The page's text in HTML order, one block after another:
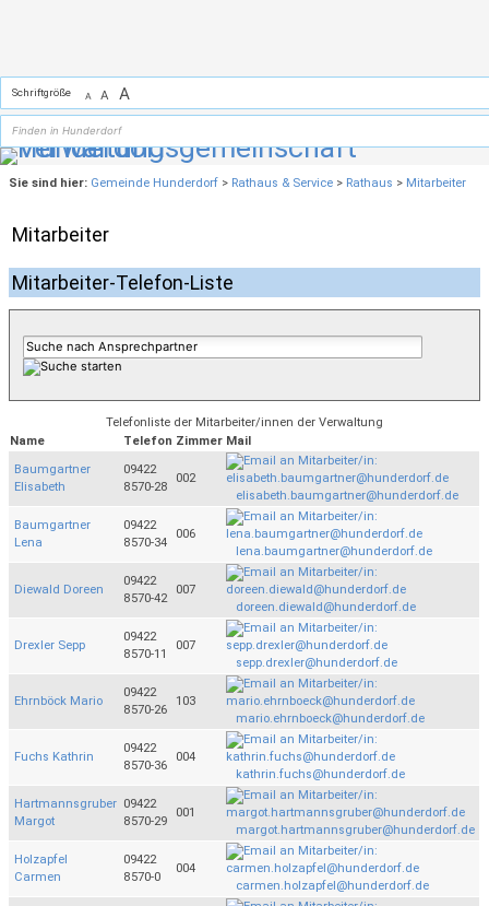
Schriftgröße A A A
Sie sind hier: Gemeinde Hunderdorf > Rathaus & Service > Rathaus > Mitarbeiter
Mitarbeiter
Mitarbeiter-Telefon-Liste
Telefonliste der Mitarbeiter/innen der Verwaltung
Name
Telefon Zimmer Mail
Baumgartner
Elisabeth
09422
8570-28
002
elisabeth.baumgartner@hunderdorf.de
Baumgartner
Lena
09422
8570-34
006
lena.baumgartner@hunderdorf.de
Diewald Doreen
09422
8570-42
007
doreen.diewald@hunderdorf.de
Drexler Sepp
09422
8570-11
007
sepp.drexler@hunderdorf.de
Ehrnböck Mario
09422
8570-26
103
mario.ehrnboeck@hunderdorf.de
Fuchs Kathrin
09422
8570-36
004
kathrin.fuchs@hunderdorf.de
Hartmannsgruber
Margot
09422
8570-29
001
margot.hartmannsgruber@hunderdorf.de
Holzapfel
Carmen
09422
8570-0
004
carmen.holzapfel@hunderdorf.de